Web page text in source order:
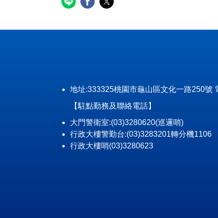
地址:333325桃園市龜山區文化一路250號
【駐點勤務及聯絡電話】
大門警衛室:(03)3280620(巡邏哨)
行政大樓警勤台:(03)3283201轉分機1106
行政大樓哨(03)3280623